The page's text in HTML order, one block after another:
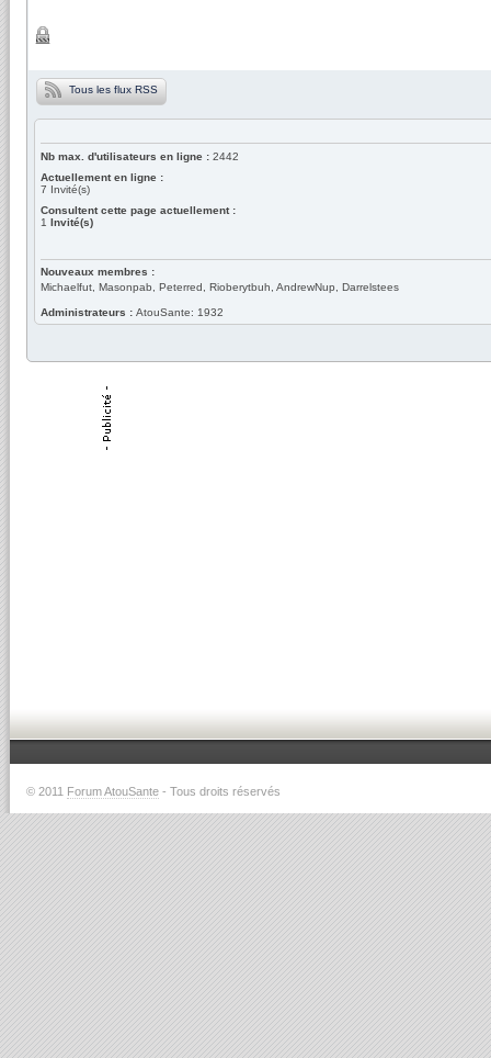
Tous les flux RSS
Nb max. d'utilisateurs en ligne : 2442
Actuellement en ligne :
7 Invité(s)
Consultent cette page actuellement :
1 Invité(s)
Nouveaux membres :
Michaelfut, Masonpab, Peterred, Rioberytbuh, AndrewNup, Darrelstees
Administrateurs : AtouSante: 1932
© 2011 Forum AtouSante - Tous droits réservés